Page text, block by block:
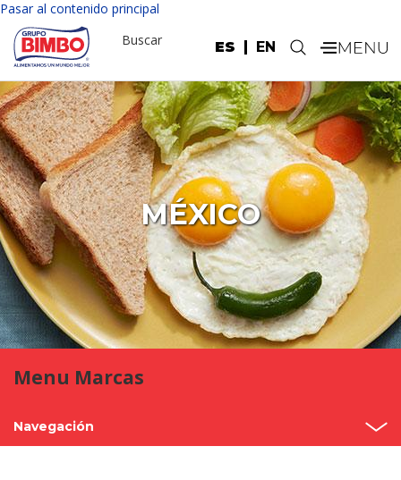
Pasar al contenido principal
ES EN
Buscar .
MÉXICO
Menu Marcas
Navegación